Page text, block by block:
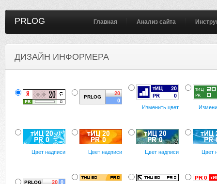
PRLOG Главная Анализ сайта
ДИЗАЙН ИНФОРМЕРА
Изменить цвет
Цвет надписи Цвет надписи Цвет надписи Цвет